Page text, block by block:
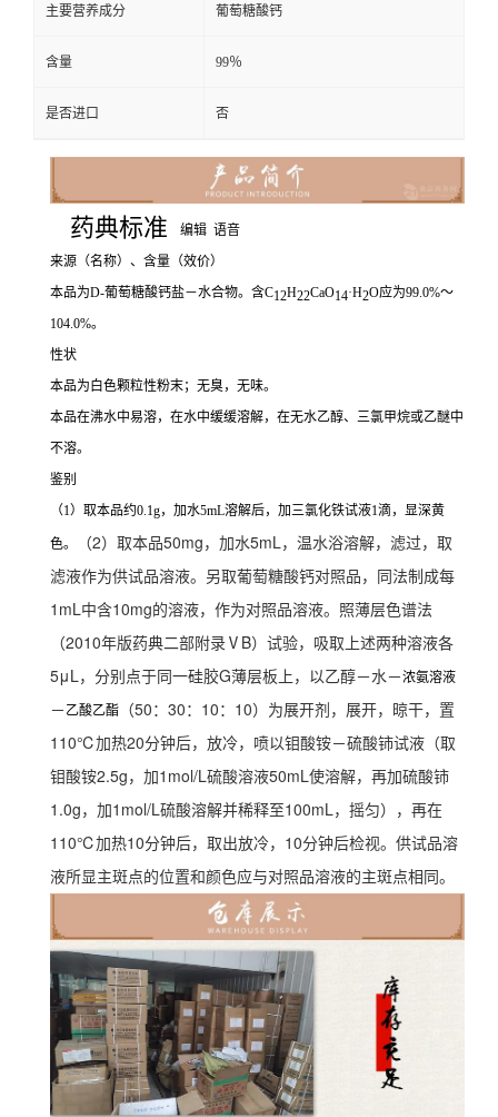
主要营养成分 葡萄糖酸钙
含量 99％
是否进口 否
药典标准 编辑 语音
来源（名称）、含量（效价）
本品为D-葡萄糖酸钙盐－水合物。含C12H22CaO14·H2O应为99.0%～
104.0%。
性状
本品为白色颗粒性粉末；无臭，无味。
本品在沸水中易溶，在水中缓缓溶解，在无水乙醇、三氯甲烷或乙醚中
不溶。
鉴别
（1）取本品约0.1g，加水5mL溶解后，加三氯化铁试液1滴，显深黄
色。
（2）取本品50mg，加水5mL，温水浴溶解，滤过，取
滤液作为供试品溶液。另取葡萄糖酸钙对照品，同法制成每
1mL中含10mg的溶液，作为对照品溶液。照薄层色谱法
（2010年版药典二部附录ⅤB）试验，吸取上述两种溶液各
5μL，分别点于同一硅胶G薄层板上，以乙醇－水－浓氨溶液
－ 乙酸乙酯
（50：30：10：10）为展开剂，展开，晾干，置
110℃加热20分钟后，放冷，喷以钼酸铵－硫酸铈试液（取
钼酸铵2.5g，加1mol/L硫酸溶液50mL使溶解，再加硫酸铈
1.0g，加1mol/L硫酸溶解并稀释至100mL，摇匀），再在
110℃加热10分钟后，取出放冷，10分钟后检视。供试品溶
液所显主斑点的位置和颜色应与对照品溶液的主斑点相同。